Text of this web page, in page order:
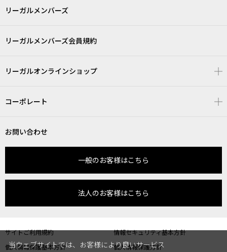
リーガルメンバーズ
リーガルメンバーズ会員規約
リーガルオンラインショップ
コーポレート
お問い合わせ
一般のお客様はこちら
法人のお客様はこちら
サイトご利用規約
情報セキュリティ基本方針
個人情報保護基本方針
個人情報保護方針
当ウェブサイトでは、お客様により良いサービス